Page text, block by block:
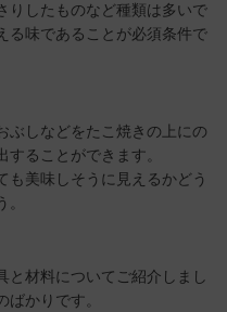
りしたものなど種類は多いで
る味であることが必須条件で
ぶしなどをたこ焼きの上にの
ることができます。
も美味しそうに見えるかどう
と材料についてご紹介しまし
かりです。